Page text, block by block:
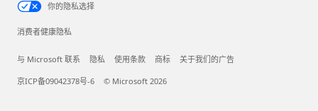
你的隐私选择
消费者健康隐私
与 Microsoft 联系 隐私 使用条款 商标 关于我们的广告
京ICP备09042378号-6 © Microsoft 2026